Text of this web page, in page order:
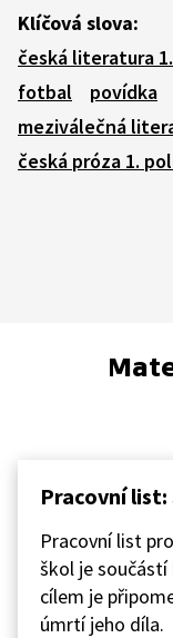
Klíčová slova:
česká literatura
fotbal
povídka
meziválečná
česká próza 1.
Pracovní
Pracovní list
škol je součástí
cílem je
úmrtí jeho díla.